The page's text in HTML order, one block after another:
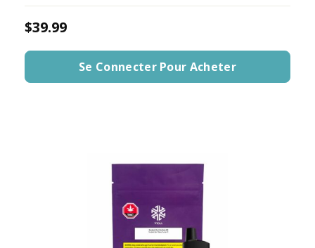
$39.99
Se Connecter Pour Acheter